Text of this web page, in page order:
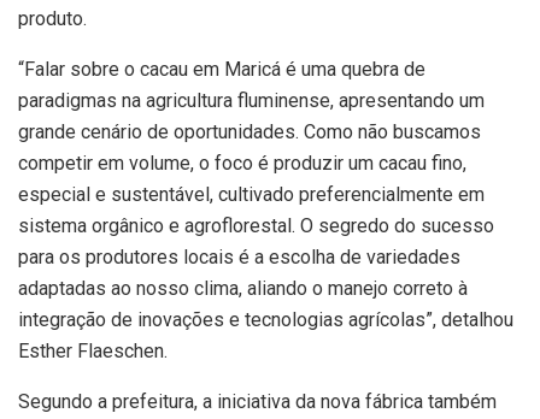
produto.
“Falar sobre o cacau em Maricá é uma quebra de
paradigmas na agricultura fluminense, apresentando um
grande cenário de oportunidades. Como não buscamos
competir em volume, o foco é produzir um cacau fino,
especial e sustentável, cultivado preferencialmente em
sistema orgânico e agroflorestal. O segredo do sucesso
para os produtores locais é a escolha de variedades
adaptadas ao nosso clima, aliando o manejo correto à
integração de inovações e tecnologias agrícolas”, detalhou
Esther Flaeschen.
Segundo a prefeitura, a iniciativa da nova fábrica também